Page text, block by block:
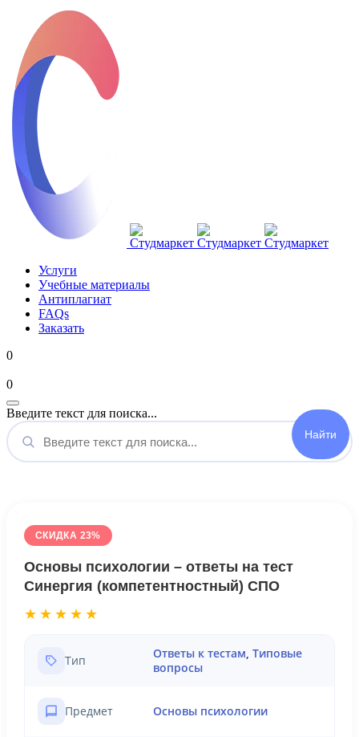
Услуги
Учебные материалы
Антиплагиат
FAQs
Заказать
0
0
Введите текст для поиска...
СКИДКА 23%
Основы психологии – ответы на тест
Синергия (компетентностный) СПО
★★★★★
Тип Ответы к тестам, Типовые
вопросы
Предмет Основы психологии